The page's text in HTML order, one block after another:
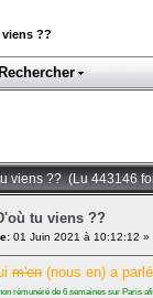
??
Rechercher
viens ?? (Lu 443146
tu viens ??
01 Juin 2021 à 10:12:12 »
m'en (nous en) a
rémunéré de 6 semaines sur Paris